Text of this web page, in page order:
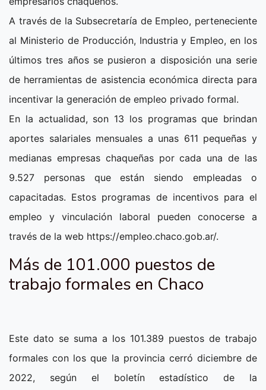
A través de la Subsecretaría de Empleo, perteneciente
al Ministerio de Producción, Industria y Empleo, en los
últimos tres años se pusieron a disposición una serie
de herramientas de asistencia económica directa para
incentivar la generación de empleo privado formal.
En la actualidad, son 13 los programas que brindan
aportes salariales mensuales a unas 611 pequeñas y
medianas empresas chaqueñas por cada una de las
9.527 personas que están siendo empleadas o
capacitadas. Estos programas de incentivos para el
empleo y vinculación laboral pueden conocerse a
través de la web https://empleo.chaco.gob.ar/.
Más de 101.000 puestos de
trabajo formales en Chaco
Este dato se suma a los 101.389 puestos de trabajo
formales con los que la provincia cerró diciembre de
2022, según el boletín estadístico de la